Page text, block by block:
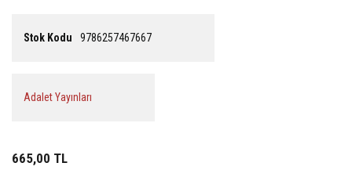
Stok Kodu 9786257467667
Adalet Yayınları
665,00 TL